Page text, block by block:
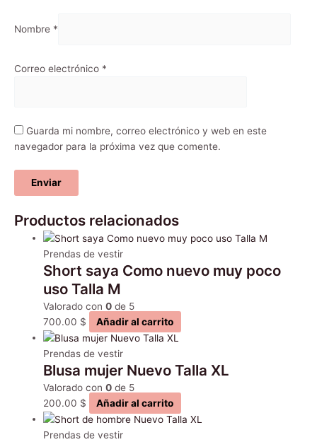
Nombre *
Correo electrónico *
Guarda mi nombre, correo electrónico y web en este
navegador para la próxima vez que comente.
Productos relacionados
Prendas de vestir
Short saya Como nuevo muy poco
uso Talla M
Valorado con0 de 5
700.00 $ Añadir al carrito
Prendas de vestir
Blusa mujer Nuevo Talla XL
Valorado con0 de 5
200.00 $ Añadir al carrito
Prendas de vestir